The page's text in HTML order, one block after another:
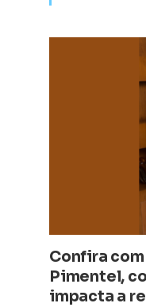
Confira
Pimentel,
impacta a